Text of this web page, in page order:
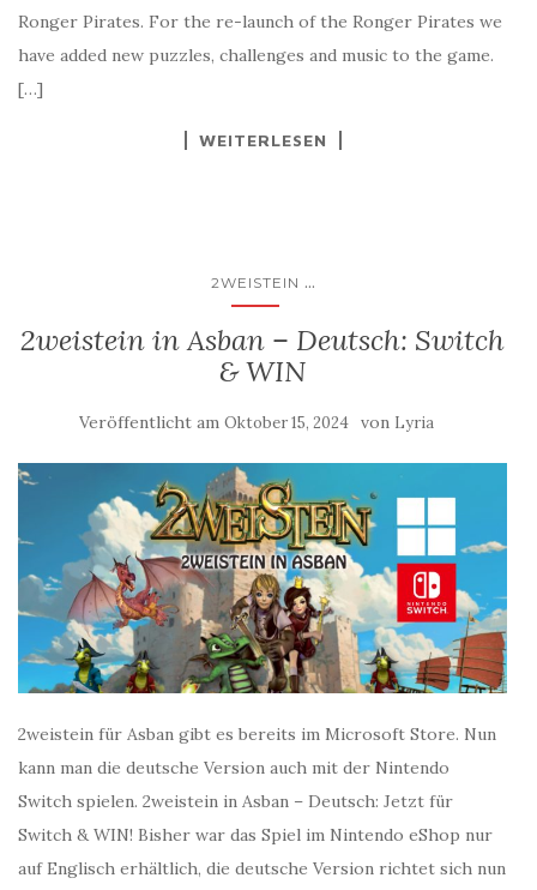
Ronger Pirates. For the re-launch of the Ronger Pirates we
have added new puzzles, challenges and music to the game.
[…]
WEITERLESEN
2WEISTEIN ...
2weistein in Asban – Deutsch: Switch
& WIN
Veröffentlicht am Oktober 15, 2024 von Lyria
2weistein für Asban gibt es bereits im Microsoft Store. Nun
kann man die deutsche Version auch mit der Nintendo
Switch spielen. 2weistein in Asban – Deutsch: Jetzt für
Switch & WIN! Bisher war das Spiel im Nintendo eShop nur
auf Englisch erhältlich, die deutsche Version richtet sich nun